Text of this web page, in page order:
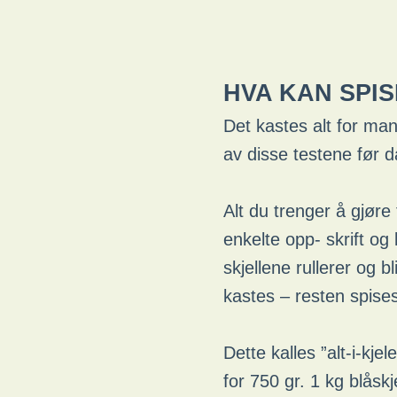
HVA KAN
Det kastes alt for
av disse testene før
Alt du trenger å gjøre
enkelte opp- skrift og
skjellene rullerer og
kastes – resten
Dette kalles ”alt-i-
for 750 gr. 1 kg